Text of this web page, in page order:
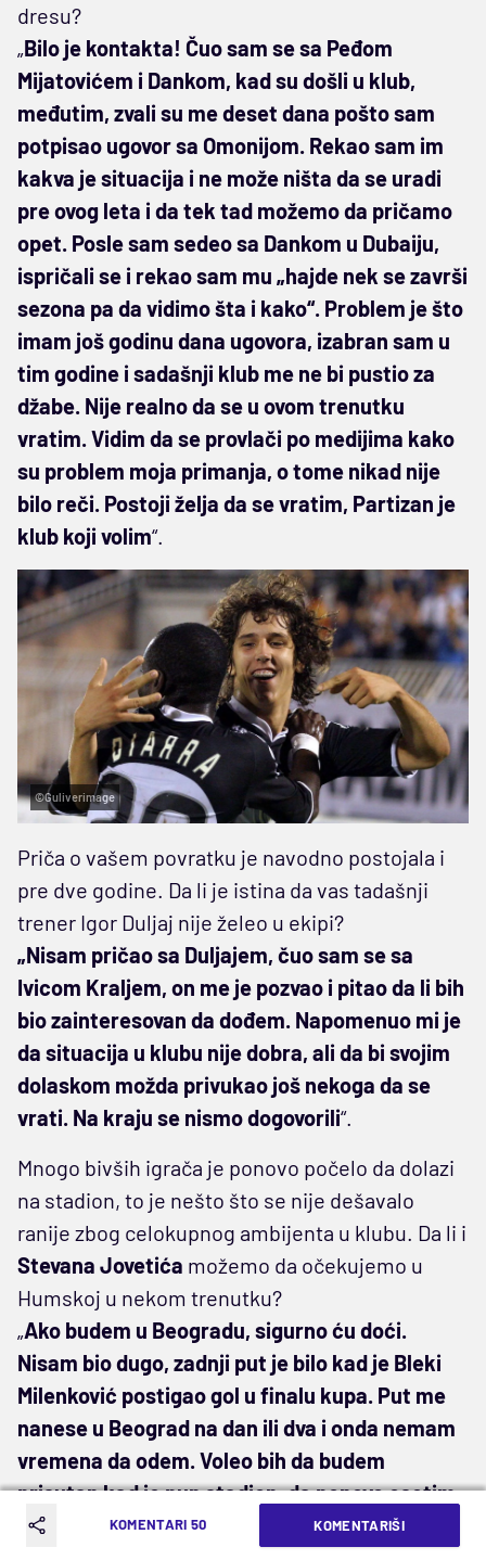
dresu?
„Bilo je kontakta! Čuo sam se sa Peđom
Mijatovićem i Dankom, kad su došli u klub,
međutim, zvali su me deset dana pošto sam
potpisao ugovor sa Omonijom. Rekao sam im
kakva je situacija i ne može ništa da se uradi
pre ovog leta i da tek tad možemo da pričamo
opet. Posle sam sedeo sa Dankom u Dubaiju,
ispričali se i rekao sam mu „hajde nek se završi
sezona pa da vidimo šta i kako“. Problem je što
imam još godinu dana ugovora, izabran sam u
tim godine i sadašnji klub me ne bi pustio za
džabe. Nije realno da se u ovom trenutku
vratim. Vidim da se provlači po medijima kako
su problem moja primanja, o tome nikad nije
bilo reči. Postoji želja da se vratim, Partizan je
klub koji volim“.
©Guliverimage
Priča o vašem povratku je navodno postojala i
pre dve godine. Da li je istina da vas tadašnji
trener Igor Duljaj nije želeo u ekipi?
„Nisam pričao sa Duljajem, čuo sam se sa
Ivicom Kraljem, on me je pozvao i pitao da li bih
bio zainteresovan da dođem. Napomenuo mi je
da situacija u klubu nije dobra, ali da bi svojim
dolaskom možda privukao još nekoga da se
vrati. Na kraju se nismo dogovorili“.
Mnogo bivših igrača je ponovo počelo da dolazi
na stadion, to je nešto što se nije dešavalo
ranije zbog celokupnog ambijenta u klubu. Da li i
Stevana Jovetića možemo da očekujemo u
Humskoj u nekom trenutku?
„Ako budem u Beogradu, sigurno ću doći.
Nisam bio dugo, zadnji put je bilo kad je Bleki
Milenković postigao gol u finalu kupa. Put me
nanese u Beograd na dan ili dva i onda nemam
vremena da odem. Voleo bih da budem
prisutan kad je pun stadion, da ponovo osetim
atmosferu koju prave najbolji navijači u Evropi
KOMENTARI 50 KOMENTARIŠI